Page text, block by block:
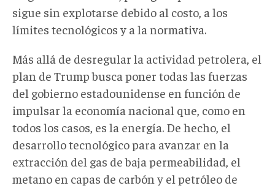
sigue sin explotarse debido al costo, a los
límites tecnológicos y a la normativa.
Más allá de desregular la actividad petrolera, el
plan de Trump busca poner todas las fuerzas
del gobierno estadounidense en función de
impulsar la economía nacional que, como en
todos los casos, es la energía. De hecho, el
desarrollo tecnológico para avanzar en la
extracción del gas de baja permeabilidad, el
metano en capas de carbón y el petróleo de